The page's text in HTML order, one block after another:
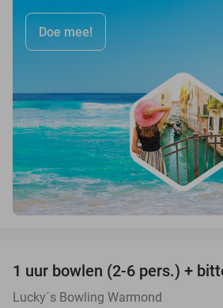
Doe mee!
1 uur bowlen (2-6 pers.) +
Lucky´s Bowling Warmond